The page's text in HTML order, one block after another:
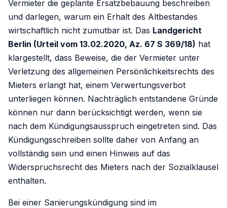
Vermieter die geplante Ersatzbebauung beschreiben
und darlegen, warum ein Erhalt des Altbestandes
wirtschaftlich nicht zumutbar ist. Das Landgericht
Berlin (Urteil vom 13.02.2020, Az. 67 S 369/18) hat
klargestellt, dass Beweise, die der Vermieter unter
Verletzung des allgemeinen Persönlichkeitsrechts des
Mieters erlangt hat, einem Verwertungsverbot
unterliegen können. Nachträglich entstandene Gründe
können nur dann berücksichtigt werden, wenn sie
nach dem Kündigungsausspruch eingetreten sind. Das
Kündigungsschreiben sollte daher von Anfang an
vollständig sein und einen Hinweis auf das
Widerspruchsrecht des Mieters nach der Sozialklausel
enthalten.
Bei einer Sanierungskündigung sind im